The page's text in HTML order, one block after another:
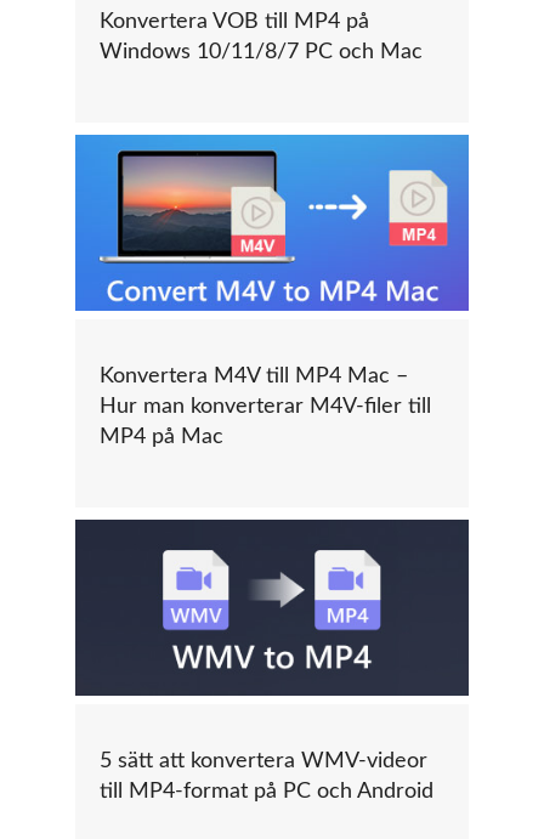
Konvertera VOB till MP4 på
Windows 10/11/8/7 PC och Mac
Konvertera M4V till MP4 Mac –
Hur man konverterar M4V-filer till
MP4 på Mac
5 sätt att konvertera WMV-videor
till MP4-format på PC och Android